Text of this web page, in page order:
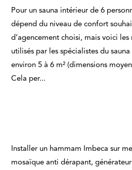
Pour un sauna intérieur de 6
dépend du niveau de confort
d’agencement choisi, mais voici
utilisés par les spécialistes du
environ 5 à 6 m² (dimensions
Cela per...
Installer un hammam Imbeca sur
mosaïque anti dérapant,